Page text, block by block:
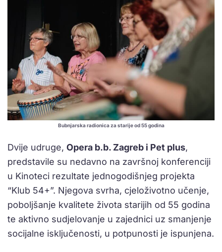
Bubnjarska radionica za starije od 55 godina
Dvije udruge, Opera b.b. Zagreb i Pet plus,
predstavile su nedavno na završnoj konferenciji
u Kinoteci rezultate jednogodišnjeg projekta
“Klub 54+”. Njegova svrha, cjeloživotno učenje,
poboljšanje kvalitete života starijih od 55 godina
te aktivno sudjelovanje u zajednici uz smanjenje
socijalne isključenosti, u potpunosti je ispunjena.